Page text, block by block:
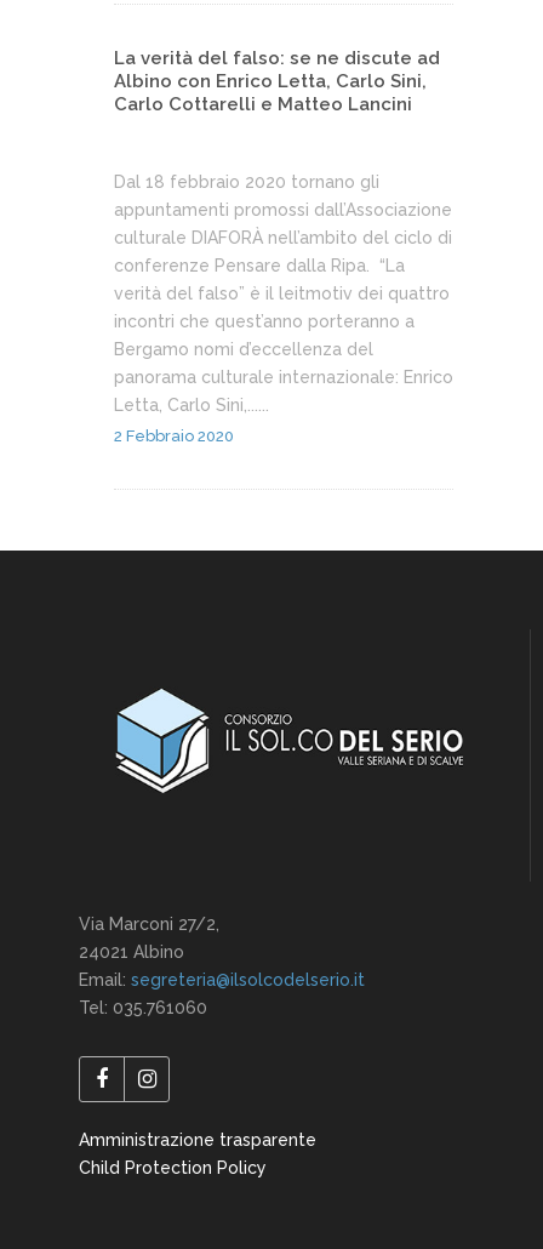
La verità del falso: se ne discute ad
Albino con Enrico Letta, Carlo Sini,
Carlo Cottarelli e Matteo Lancini
Dal 18 febbraio 2020 tornano gli
appuntamenti promossi dall’Associazione
culturale DIAFORÀ nell’ambito del ciclo di
conferenze Pensare dalla Ripa. “La
verità del falso” è il leitmotiv dei quattro
incontri che quest’anno porteranno a
Bergamo nomi d’eccellenza del
panorama culturale internazionale: Enrico
Letta, Carlo Sini,......
2 Febbraio 2020
Via Marconi 27/2,
24021 Albino
Email: segreteria@ilsolcodelserio.it
Tel: 035.761060
Amministrazione trasparente
Child Protection Policy